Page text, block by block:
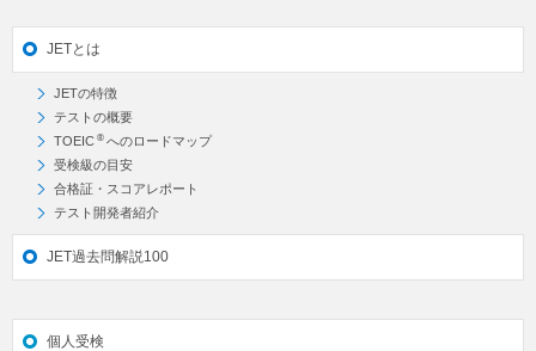
JETとは
JETの特徴
テストの概要
TOEIC ® へのロードマップ
受検級の目安
合格証・スコアレポート
テスト開発者紹介
JET過去問解説100
個人受検